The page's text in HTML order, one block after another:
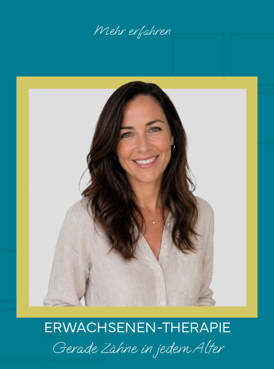
Mehr erfahren
ERWACHSENEN-THERAPIE
Gerade Zähne in jedem Alter